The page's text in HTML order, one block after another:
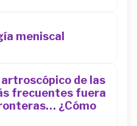
meniscal
artroscópico de las
frecuentes fuera
¿Cómo